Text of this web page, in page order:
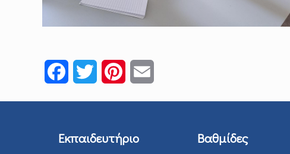
FacebookTwitter Pinterest
Εκπαιδευτήριο Βαθμίδες